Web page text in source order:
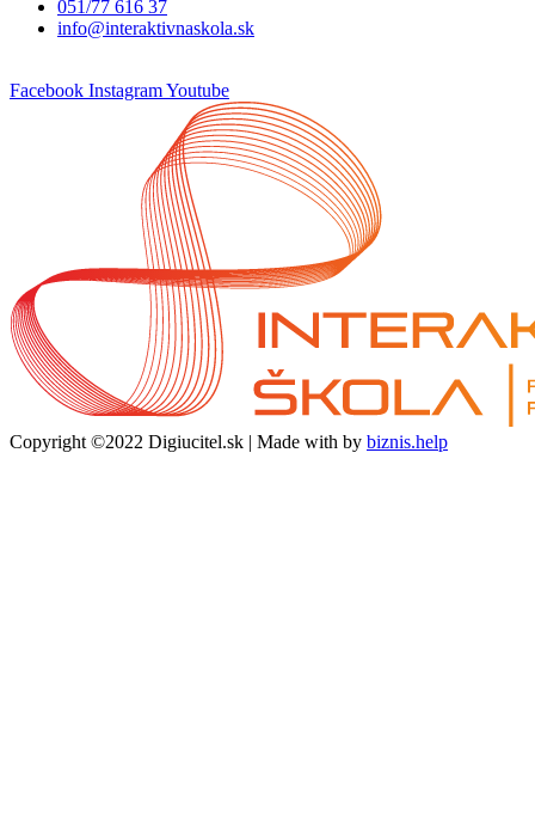
051/77 616 37
info@interaktivnaskola.sk
Facebook InstagramYoutube
Copyright ©2022 Digiucitel.sk | Made with by biznis.help